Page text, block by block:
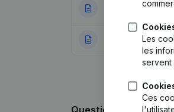
14-12-2022
21-12-2018
Questions
Les
les
servent
Ces